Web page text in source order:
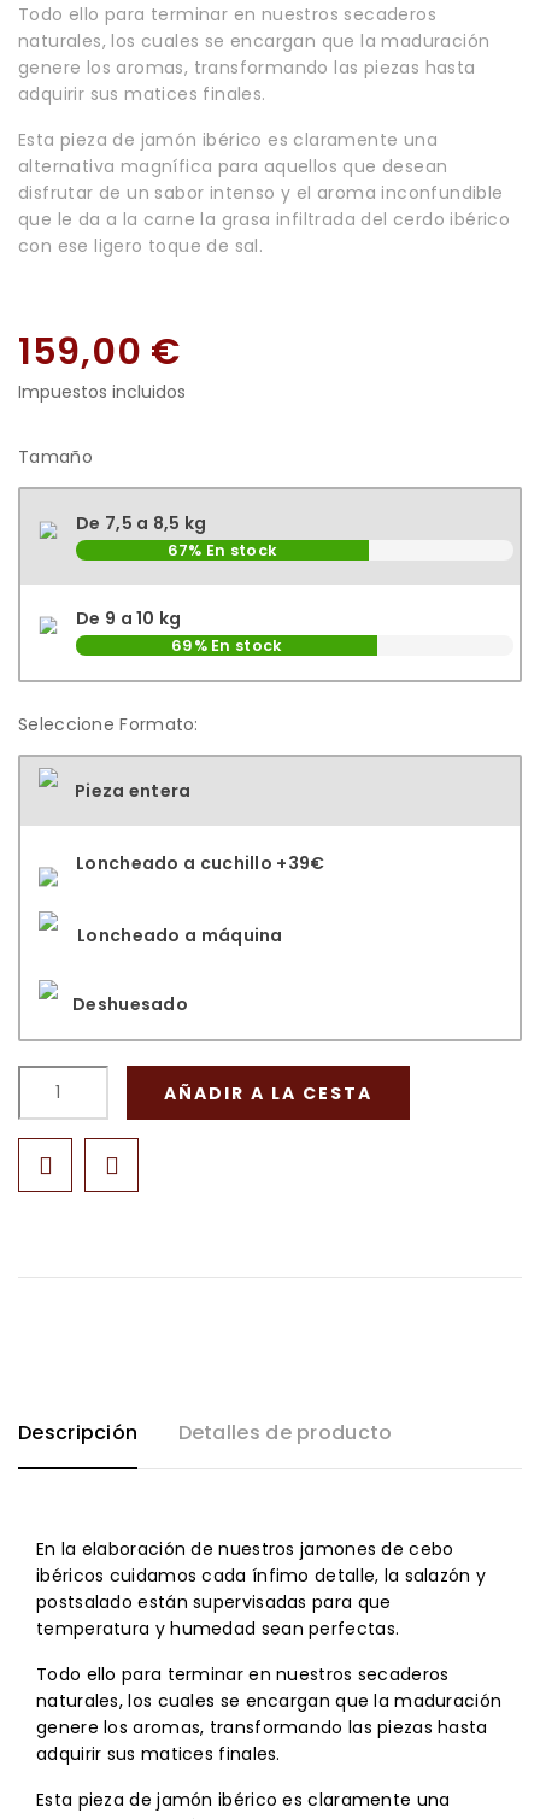
Todo ello para terminar en nuestros secaderos
naturales, los cuales se encargan que la maduración
genere los aromas, transformando las piezas hasta
adquirir sus matices finales.
Esta pieza de jamón ibérico es claramente una
alternativa magnífica para aquellos que desean
disfrutar de un sabor intenso y el aroma inconfundible
que le da a la carne la grasa infiltrada del cerdo ibérico
con ese ligero toque de sal.
159,00 €
Impuestos incluidos
Tamaño
De 7,5 a 8,5 kg
67% En stock
De 9 a 10 kg
69% En stock
Seleccione Formato:
Pieza entera
Loncheado a cuchillo +39€
Loncheado a máquina
Deshuesado
AÑADIR A LA CESTA
 
Descripción Detalles de producto
En la elaboración de nuestros jamones de cebo
ibéricos cuidamos cada ínfimo detalle, la salazón y
postsalado están supervisadas para que
temperatura y humedad sean perfectas.
Todo ello para terminar en nuestros secaderos
naturales, los cuales se encargan que la maduración
genere los aromas, transformando las piezas hasta
adquirir sus matices finales.
Esta pieza de jamón ibérico es claramente una